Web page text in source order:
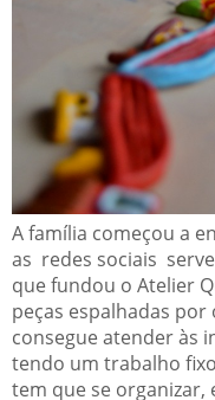
A família começou a
as redes sociais
que fundou o Atelier
peças espalhadas
consegue atender às
tendo um trabalho
tem que se organizar,